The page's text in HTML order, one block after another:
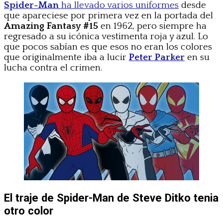
Spider-Man ha llevado varios uniformes desde
que apareciese por primera vez en la portada del
Amazing Fantasy #15 en 1962, pero siempre ha
regresado a su icónica vestimenta roja y azul. Lo
que pocos sabían es que esos no eran los colores
que originalmente iba a lucir Peter Parker en su
lucha contra el crimen.
El traje de Spider-Man de Steve Ditko tenia
otro color